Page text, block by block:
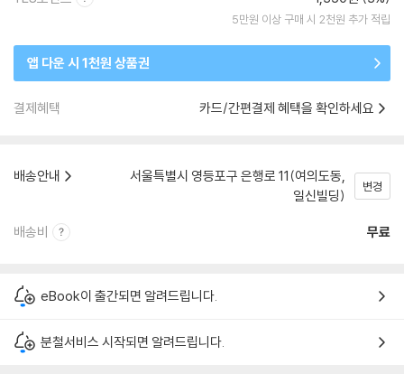
5만원 이상 구매 시 2천원 추가 적립
앱 다운 시 1천원 상품권
결제혜택 카드/간편결제 혜택을 확인하세요
배송안내
서울특별시 영등포구 은행로 11(여의도동,
일신빌딩)
변경
배송비 무료
eBook이 출간되면 알려드립니다.
분철서비스 시작되면 알려드립니다.